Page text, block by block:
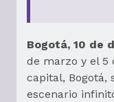
Bogotá, 10 de
de marzo y el 5
capital, Bogotá,
escenario